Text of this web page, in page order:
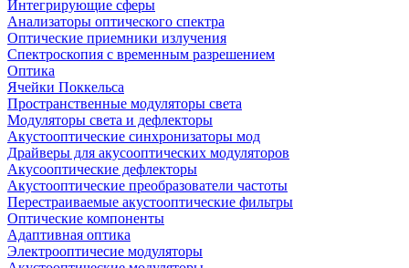
Интегрирующие сферы
Анализаторы оптического спектра
Оптические приемники излучения
Спектроскопия с временным разрешением
Оптика
Ячейки Поккельса
Пространственные модуляторы света
Модуляторы света и дефлекторы
Акустооптические синхронизаторы мод
Драйверы для акусооптических модуляторов
Акусооптические дефлекторы
Акустооптические преобразователи частоты
Перестраиваемые акустооптические фильтры
Оптические компоненты
Адаптивная оптика
Электрооптичесие модуляторы